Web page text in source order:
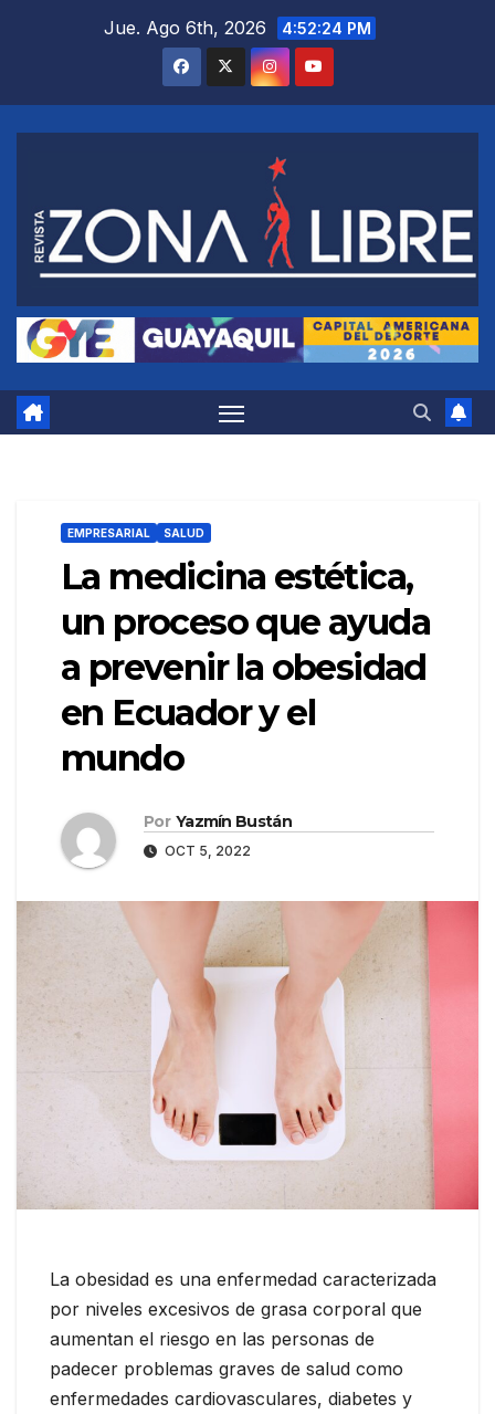
Jue. Ago 6th, 2026 4:52:25 PM
EMPRESARIAL SALUD
La medicina estética,
un proceso que ayuda
a prevenir la obesidad
en Ecuador y el
mundo
Por Yazmín Bustán
OCT 5, 2022
La obesidad es una enfermedad caracterizada
por niveles excesivos de grasa corporal que
aumentan el riesgo en las personas de
padecer problemas graves de salud como
enfermedades cardiovasculares, diabetes y